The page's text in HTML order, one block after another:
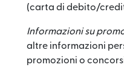
(carta di debito/
Informazioni su
altre informazioni
promozioni o